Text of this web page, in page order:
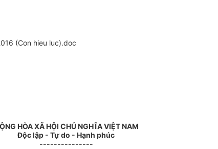
(Con hieu luc).doc
HÒA XÃ HỘI CHỦ NGHĨA VIỆT NAM
Độc lập - Tự do - Hạnh phúc
---------------